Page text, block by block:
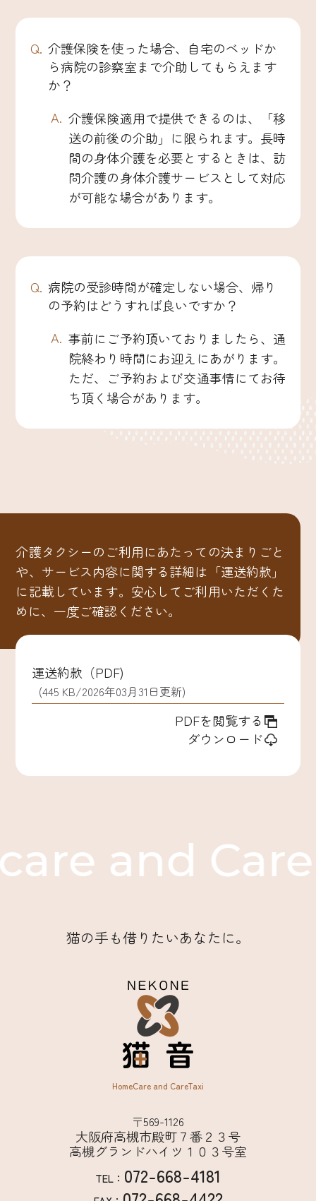
介護保険を使った場合、自宅のベッドか
ら病院の診察室まで介助してもらえます
か？
介護保険適用で提供できるのは、「移
送の前後の介助」に限られます。長時
間の身体介護を必要とするときは、訪
問介護の身体介護サービスとして対応
が可能な場合があります。
病院の受診時間が確定しない場合、帰り
の予約はどうすれば良いですか？
事前にご予約頂いておりましたら、通
院終わり時間にお迎えにあがります。
ただ、ご予約および交通事情にてお待
ち頂く場合があります。
介護タクシーのご利用にあたっての決まりごと
や、サービス内容に関する詳細は「運送約款」
に記載しています。安心してご利用いただくた
めに、一度ご確認ください。
運送約款（PDF)
(445 KB/2026年03月31日更新)
PDFを閲覧する
ダウンロード
and Care
猫の手も借りたいあなたに。
HomeCare and CareTaxi
〒569-1126
大阪府高槻市殿町７番２３号
高槻グランドハイツ１０３号室
TEL： 072-668-4181